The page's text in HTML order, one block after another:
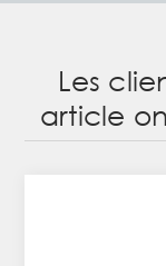
Les
article